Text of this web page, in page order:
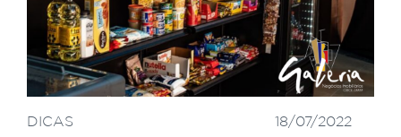
18/07/2022
DICAS